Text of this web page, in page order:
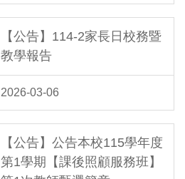
【公告】114-2家長日校務暨
教學報告
2026-03-06
【公告】公告本校115學年度
第1學期【課後照顧服務班】